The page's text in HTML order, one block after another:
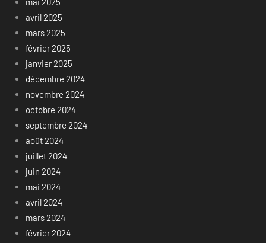
avril 2025
mars 2025
février 2025
janvier 2025
décembre 2024
novembre 2024
octobre 2024
septembre 2024
août 2024
juillet 2024
juin 2024
mai 2024
avril 2024
mars 2024
février 2024